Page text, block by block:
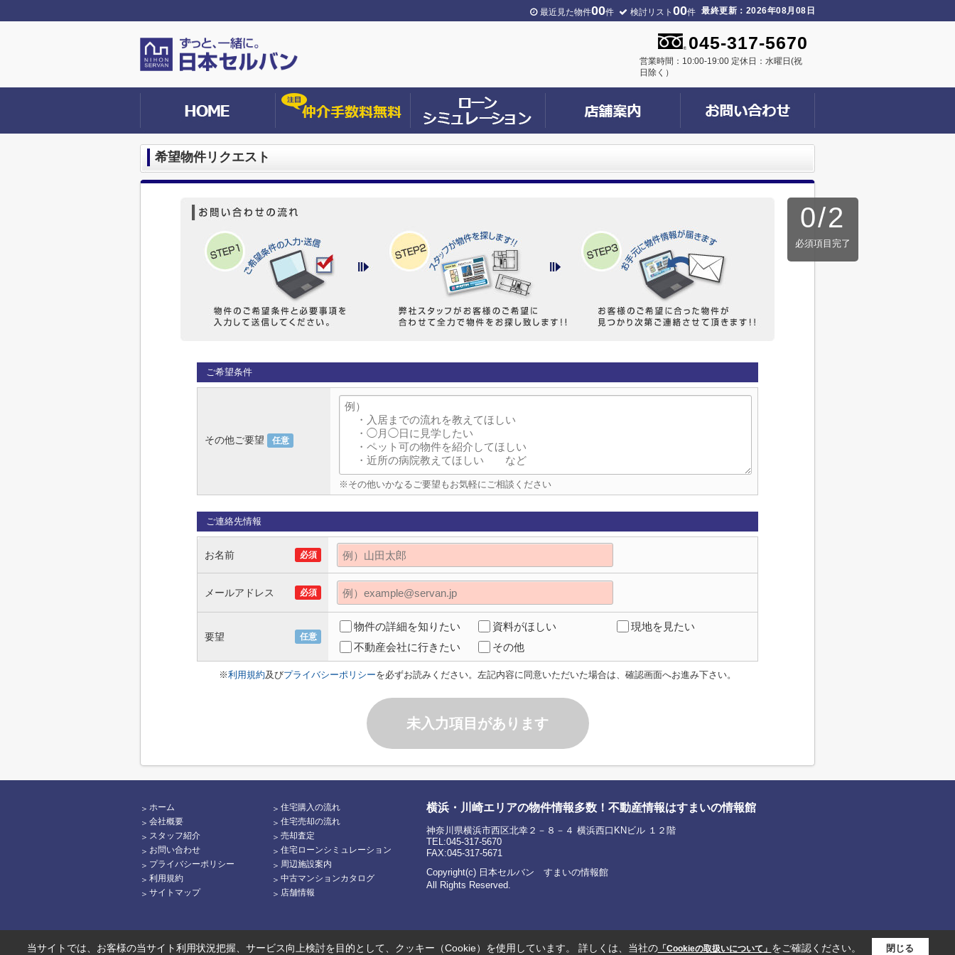
最近見た物件00件 検討リスト 00件 最終更新：2026年08月08日
045-317-5670
営業時間：10:00-19:00 定休日：水曜日(祝
日除く）
希望物件リクエスト
0/2
必須項目完了
ご希望条件
その他ご要望 任意
※その他いかなるご要望もお気軽にご相談ください
ご連絡先情報
お名前 必須
メールアドレス 必須
要望 任意
物件の詳細を知りたい 資料がほしい
現地を見たい
不動産会社に行きたい
その他
※利用規約及びプライバシーポリシーを必ずお読みください。左記内容に同意いただいた場合は、確認画面へお進み下さい。
未入力項目があります
ホーム
会社概要
スタッフ紹介
お問い合わせ
プライバシーポリシー
利用規約
サイトマップ
住宅購入の流れ
住宅売却の流れ
売却査定
住宅ローンシミュレーション
周辺施設案内
中古マンションカタログ
店舗情報
横浜・川崎エリアの物件情報多数！不動産情報はすまいの情報館
神奈川県横浜市西区北幸２－８－４ 横浜西口KNビル １２階
TEL:045-317-5670
FAX:045-317-5671
Copyright(c) 日本セルバン すまいの情報館
All Rights Reserved.
当サイトでは、お客様の当サイト利用状況把握、サービス向上検討を目的として、クッキー（Cookie）を使用しています。 詳しくは、当社の「Cookieの取扱いについて」 をご確認ください。 閉じる